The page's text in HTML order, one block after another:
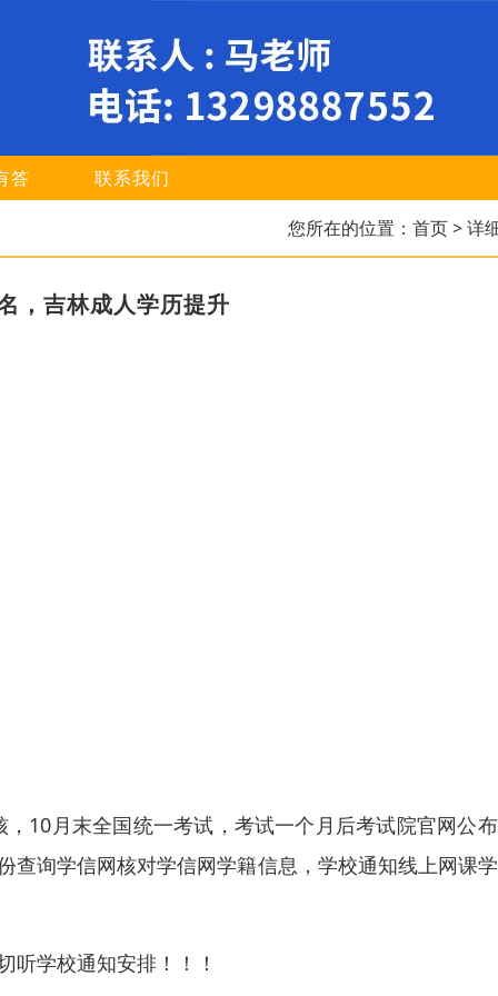
答 联系我们
您所在的位置： 首页> 详
，吉林成人学历提升
10月末全国统一考试，考试一个月后考试院官网公
询学信网核对学信网学籍信息，学校通知线上网课
听学校通知安排！！！